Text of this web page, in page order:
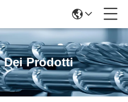
Dei Prodotti